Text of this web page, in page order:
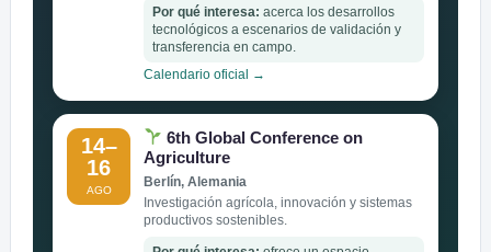
Por qué interesa: acerca los desarrollos
tecnológicos a escenarios de validación y
transferencia en campo.
Calendario oficial →
14–
16
AGO
6th Global Conference on
Agriculture
Berlín, Alemania
Investigación agrícola, innovación y sistemas
productivos sostenibles.